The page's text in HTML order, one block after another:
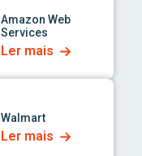
Amazon Web
Services
Ler mais
aplicativo
Walmart
Ler mais